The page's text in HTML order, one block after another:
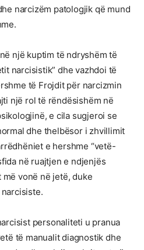
narcizëm patologjik që mund
një kuptim të ndryshëm të
narcisistik” dhe vazhdoi të
të Frojdit për narcizmin
një rol të rëndësishëm në
e cila sugjeroi se
dhe thelbësor i zhvillimit
e hershme “vetë-
në ruajtjen e ndjenjës
vonë në jetë, duke
personaliteti u pranua
të manualit diagnostik dhe